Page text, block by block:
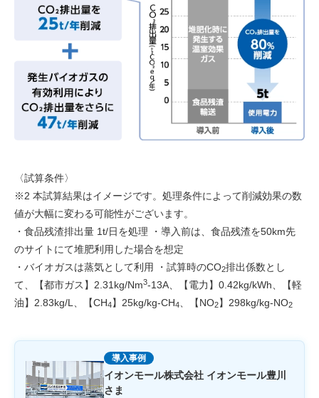
〈試算条件〉
※2 本試算結果はイメージです。処理条件によって削減効果の数
値が大幅に変わる可能性がございます。
・食品残渣排出量 1t/日を処理 ・導入前は、食品残渣を50km先
のサイトにて堆肥利用した場合を想定
・バイオガスは蒸気として利用 ・試算時のCO2排出係数とし
て、【都市ガス】2.31kg/Nm3-13A、【電力】0.42kg/kWh、【軽
油】2.83kg/L、【CH4】25kg/kg-CH4 、【NO2】298kg/kg-NO2
導入事例
イオンモール株式会社 イオンモール豊川
さま